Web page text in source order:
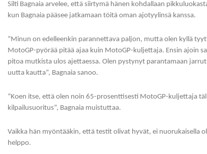
Silti Bagnaia arvelee, että siirtymä hänen kohdallaan
kun Bagnaia pääsee jatkamaan töitä oman ajotyylinsä kanssa.
”Minun on edelleenkin parannettava paljon, mutta olen kyllä
MotoGP-pyörää pitää ajaa kuin MotoGP-kuljettaja. Ensin ajoin
pitoa mutkista ulos ajettaessa. Olen pystynyt parantamaan
uutta kautta”, Bagnaia sanoo.
”Koen itse, että olen noin 65-prosenttisesti MotoGP-kuljettaja
kilpailusuoritus”, Bagnaia muistuttaa.
Vaikka hän myöntääkin, että testit olivat hyvät, ei nuorukaisella
helppo.